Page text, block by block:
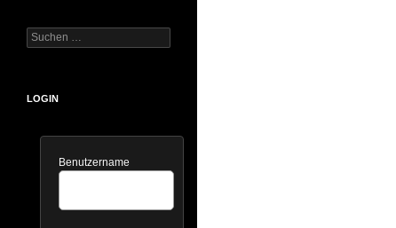
Suchen
nach:
LOGIN
Benutzername